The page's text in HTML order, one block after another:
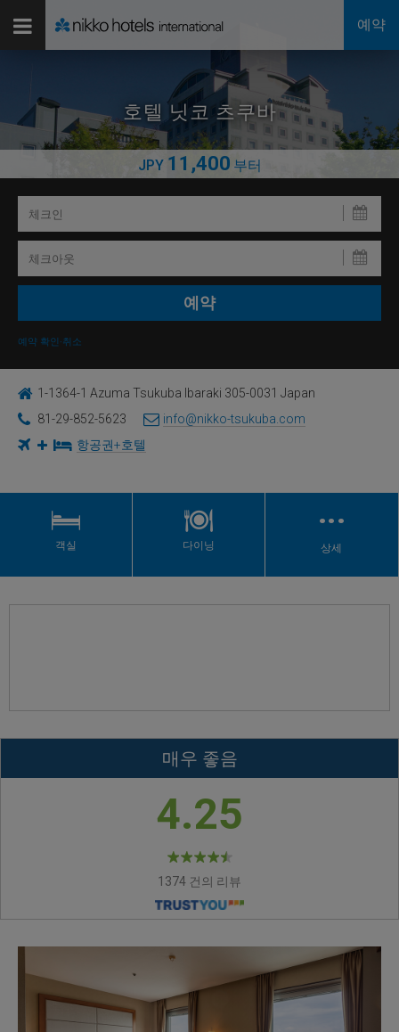
예약
호텔 닛코 츠쿠바
JPY 11,400 부터
예약 확인·취소
1-1364-1 Azuma Tsukuba Ibaraki 305-0031 Japan
81-29-852-5623
info@nikko-tsukuba.com
항공권+호텔
객실 다이닝
…
상세
매우 좋음
4.25
1374 건의 리뷰